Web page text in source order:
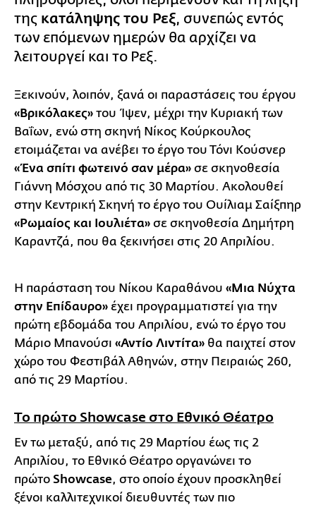
της κατάληψης του Ρεξ, συνεπώς εντός
των επόμενων ημερών θα αρχίζει να
λειτουργεί και το Ρεξ.
Ξεκινούν, λοιπόν, ξανά οι παραστάσεις του έργου
«Βρικόλακες» του Ίψεν, μέχρι την Κυριακή των
Βαΐων, ενώ στη σκηνή Νίκος Κούρκουλος
ετοιμάζεται να ανέβει το έργο του Τόνι Κούσνερ
«Ένα σπίτι φωτεινό σαν μέρα» σε σκηνοθεσία
Γιάννη Μόσχου από τις 30 Μαρτίου. Ακολουθεί
στην Κεντρική Σκηνή το έργο του Ουίλιαμ Σαίξπηρ
«Ρωμαίος και Ιουλιέτα» σε σκηνοθεσία Δημήτρη
Καραντζά, που θα ξεκινήσει στις 20 Απριλίου.
Η παράσταση του Νίκου Καραθάνου «Μια Νύχτα
στην Επίδαυρο» έχει προγραμματιστεί για την
πρώτη εβδομάδα του Απριλίου, ενώ το έργο του
Μάριο Μπανούσι «Αντίο Λιντίτα» θα παιχτεί στον
χώρο του Φεστιβάλ Αθηνών, στην Πειραιώς 260,
από τις 29 Μαρτίου.
Το πρώτο Showcase στο Εθνικό Θέατρο
Εν τω μεταξύ, από τις 29 Μαρτίου έως τις 2
Απριλίου, το Εθνικό Θέατρο οργανώνει το
πρώτο Showcase, στο οποίο έχουν προσκληθεί
ξένοι καλλιτεχνικοί διευθυντές των πιο